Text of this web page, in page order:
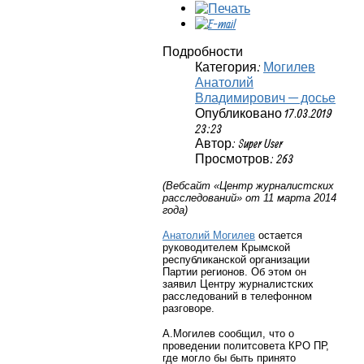
Подробности
Категория: Могилев
Анатолий
Владимирович — досье
Опубликовано 17.03.2019
23:23
Автор: Super User
Просмотров: 263
(Вебсайт «Центр журналистских
расследований» от 11 марта 2014
года)
Анатолий Могилев остается
руководителем Крымской
республиканской организации
Партии регионов. Об этом он
заявил
Центру журналистских
расследований в телефонном
разговоре.
А.Могилев сообщил, что о
проведении политсовета КРО ПР,
где могло бы быть принято